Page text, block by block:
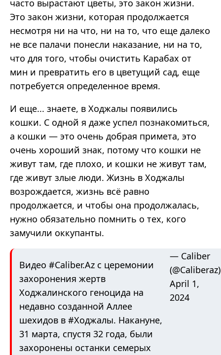
часто вырастают цветы, это закон жизни.
Это закон жизни, которая продолжается
несмотря ни на что, ни на то, что еще далеко
не все палачи понесли наказание, ни на то,
что для того, чтобы очистить Карабах от
мин и превратить его в цветущий сад, еще
потребуется определенное время.
И еще... знаете, в Ходжалы появились
кошки. С одной я даже успел познакомиться,
а кошки — это очень добрая примета, это
очень хороший знак, потому что кошки не
живут там, где плохо, и кошки не живут там,
где живут злые люди. Жизнь в Ходжалы
возрождается, жизнь всё равно
продолжается, и чтобы она продолжалась,
нужно обязательно помнить о тех, кого
замучили оккупанты.
Видео #Caliber.Az с церемонии
захоронения жертв
Ходжалинского геноцида на
недавно созданной Аллее
шехидов в #Ходжалы. Накануне,
31 марта, спустя 32 года, были
захоронены останки семерых
— Caliber
(@Caliberaz)
April 1,
2024